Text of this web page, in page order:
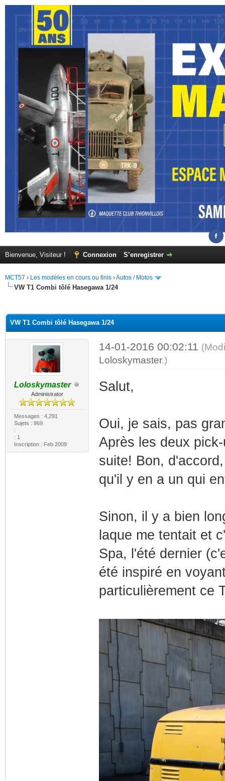
Bienvenue, Visiteur ! Connexion S’enregistrer
MCT57 › Les modèles en cours ou finis ›Autos / Motos
VW T1 Combi tôlé Hasegawa 1/24
VW T1 Combi tôlé Hasegawa 1/24
Loloskymaster
Administrator
Messages : 4,291
Sujets : 969
:
: 1
Inscription : Feb 2009
14-01-2016 00:02:11
Loloskymaster.)
Salut,
Oui, je sais, pas
Après les deux
suite! Bon,
qu'il y en a un qui
Sinon, il y a bien
laque me tentait et
Spa, l'été dernier
été inspiré en
particulièrement ce